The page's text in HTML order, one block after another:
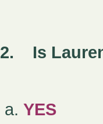
2. Is
YES